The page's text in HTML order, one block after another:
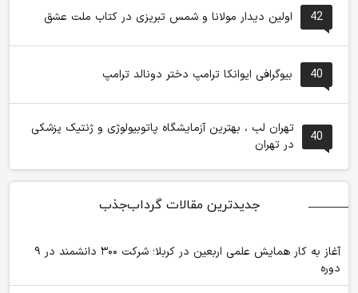
42 اولین دیدار مولانا و شمس تبریزی در کتاب ملت عشق
40 بیوگرافی ایوانکا ترامپ دختر دونالد ترامپ
40
تهران لب ، بهترین آزمایشگاه پاتوبیولوژی و ژنتیک پزشکی
در تهران
جدیدترین مقالات گرداب‌جذب
آغاز به کار همایش علمی اربعین در کربلا؛ شرکت ۳۰۰ دانشمند در ۹
دوره